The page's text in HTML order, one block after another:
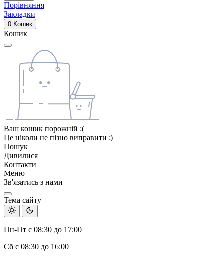
Порівняння
Закладки
0 Кошик
Кошик
Ваш кошик порожній :(
Це ніколи не пізно виправити :)
Пошук
Дивилися
Контакти
Меню
Зв'язатись з нами
Тема сайту
Пн-Пт с 08:30 до 17:00
Сб с 08:30 до 16:00